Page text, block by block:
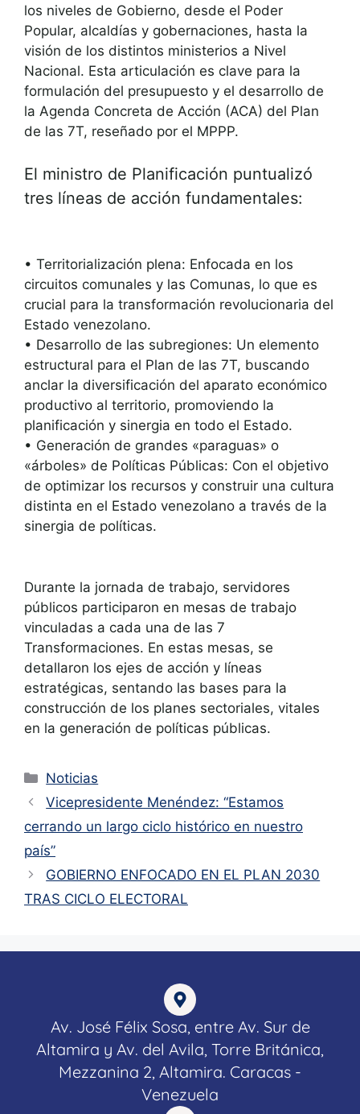
los niveles de Gobierno, desde el Poder
Popular, alcaldías y gobernaciones, hasta la
visión de los distintos ministerios a Nivel
Nacional. Esta articulación es clave para la
formulación del presupuesto y el desarrollo de
la Agenda Concreta de Acción (ACA) del Plan
de las 7T, reseñado por el MPPP.
El ministro de Planificación puntualizó
tres líneas de acción fundamentales:
• Territorialización plena: Enfocada en los
circuitos comunales y las Comunas, lo que es
crucial para la transformación revolucionaria del
Estado venezolano.
• Desarrollo de las subregiones: Un elemento
estructural para el Plan de las 7T, buscando
anclar la diversificación del aparato económico
productivo al territorio, promoviendo la
planificación y sinergia en todo el Estado.
• Generación de grandes «paraguas» o
«árboles» de Políticas Públicas: Con el objetivo
de optimizar los recursos y construir una cultura
distinta en el Estado venezolano a través de la
sinergia de políticas.
Durante la jornada de trabajo, servidores
públicos participaron en mesas de trabajo
vinculadas a cada una de las 7
Transformaciones. En estas mesas, se
detallaron los ejes de acción y líneas
estratégicas, sentando las bases para la
construcción de los planes sectoriales, vitales
en la generación de políticas públicas.
Noticias
Vicepresidente Menéndez: “Estamos
cerrando un largo ciclo histórico en nuestro
país”
GOBIERNO ENFOCADO EN EL PLAN 2030
TRAS CICLO ELECTORAL
Av. José Félix Sosa, entre Av. Sur de
Altamira y Av. del Avila, Torre Británica,
Mezzanina 2, Altamira. Caracas -
Venezuela